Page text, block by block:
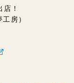
！
房）